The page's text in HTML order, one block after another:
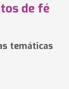
de fé
temáticas